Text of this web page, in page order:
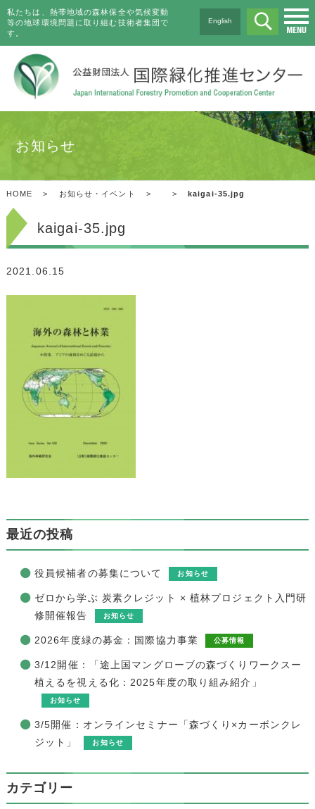
私たちは、熱帯地域の森林保全や気候変動
等の地球環境問題に取り組む技術者集団で
す。
English
お知らせ
HOME > お知らせ・イベント > > kaigai-35.jpg
kaigai-35.jpg
2021.06.15
最近の投稿
役員候補者の募集について お知らせ
ゼロから学ぶ 炭素クレジット × 植林プロジェクト入門研
修開催報告
お知らせ
2026年度緑の募金：国際協力事業 公募情報
3/12開催：「途上国マングローブの森づくりワークスー
植えるを視える化：2025年度の取り組み紹介」
お知らせ
3/5開催：オンラインセミナー「森づくり×カーボンクレ
ジット」
お知らせ
カテゴリー